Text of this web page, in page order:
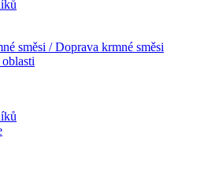
směsi / Doprava krmné směsi